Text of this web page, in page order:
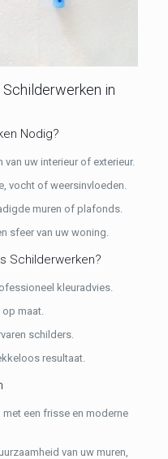
in
Nodig?
uw interieur of exterieur.
vocht of weersinvloeden.
muren of plafonds.
sfeer van uw woning.
Schilderwerken?
kleuradvies.
maat.
schilders.
resultaat.
een frisse en moderne
van uw muren,